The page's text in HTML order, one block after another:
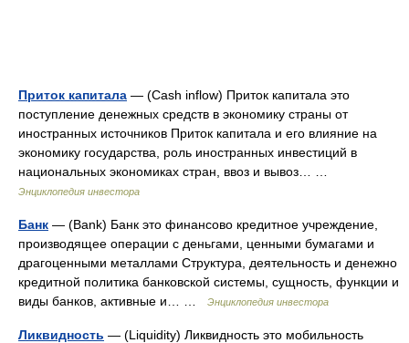
Приток капитала — (Cash inflow) Приток капитала это
поступление денежных средств в экономику страны от
иностранных источников Приток капитала и его влияние на
экономику государства, роль иностранных инвестиций в
национальных экономиках стран, ввоз и вывоз… …
Энциклопедия инвестора
Банк — (Bank) Банк это финансово кредитное учреждение,
производящее операции с деньгами, ценными бумагами и
драгоценными металлами Структура, деятельность и денежно
кредитной политика банковской системы, сущность, функции и
виды банков, активные и… …
Энциклопедия инвестора
Ликвидность — (Liquidity) Ликвидность это мобильность